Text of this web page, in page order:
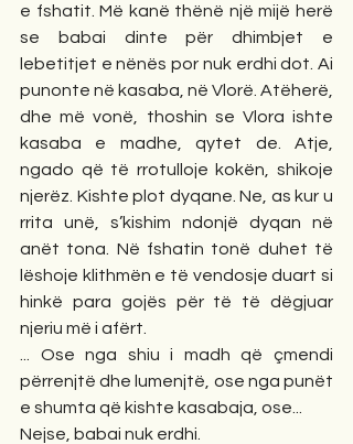
e fshatit. Më kanë thënë një mijë herë
se babai dinte për dhimbjet e
lebetitjet e nënës por nuk erdhi dot. Ai
punonte në kasaba, në Vlorë. Atëherë,
dhe më vonë, thoshin se Vlora ishte
kasaba e madhe, qytet de. Atje,
ngado që të rrotulloje kokën, shikoje
njerëz. Kishte plot dyqane. Ne, as kur u
rrita unë, s’kishim ndonjë dyqan në
anët tona. Në fshatin tonë duhet të
lëshoje klithmën e të vendosje duart si
hinkë para gojës për të të dëgjuar
njeriu më i afërt.
... Ose nga shiu i madh që çmendi
përrenjtë dhe lumenjtë, ose nga punët
e shumta që kishte kasabaja, ose...
Nejse, babai nuk erdhi.